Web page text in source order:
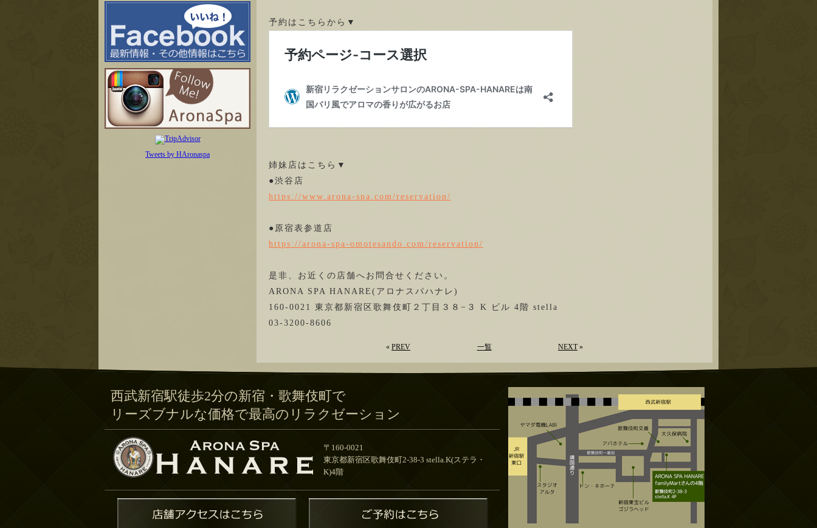
予約はこちらから▼
姉妹店はこちら▼
●渋谷店
https://www.arona-spa.com/reservation/
●原宿表参道店
https://arona-spa-omotesando.com/reservation/
是非、お近くの店舗へお問合せください。
ARONA SPA HANARE(アロナスパハナレ)
160-0021 東京都新宿区歌舞伎町２丁目３８−３ K ビル 4階 stella
03-3200-8606
« PREV 一覧 NEXT»
Tweets by HAronaspa
西武新宿駅徒歩2分の新宿・歌舞伎町で
リーズブナルな価格で最高のリラクゼーション
〒160-0021
東京都新宿区歌舞伎町2-38-3 stella.K(ステラ・
K)4階